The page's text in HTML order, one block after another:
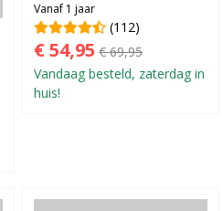
Vanaf 1 jaar
(112)
€ 54,95 € 69,95
Vandaag besteld, zaterdag in
huis!